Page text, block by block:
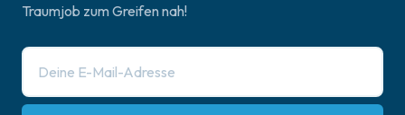
Traumjob zum Greifen nah!